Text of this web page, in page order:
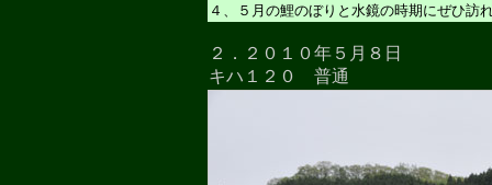
４、５月の鯉のぼりと水鏡の時期にぜひ訪
２．２０１０年５月８日
キハ１２０ 普通